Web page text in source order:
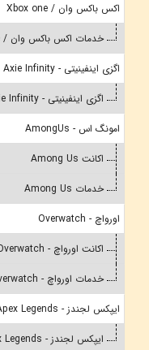
اکس باکس وان / Xbox one
خدمات اکس باکس وان / Xbox one
اگزی اینفینیتی - Axie Infinity
اگزی اینفینیتی - Axie Infinity
امونگ اس - AmongUs
اکانت Among Us
خدمات Among Us
اورواچ - Overwatch
اکانت اورواچ - Overwatch
خدمات اورواچ - Overwatch
ایپکس لجندز - Apex Legends
ایپکس لجندز - Apex Legends